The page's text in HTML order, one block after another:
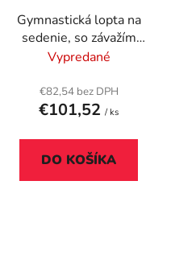
Gymnastická lopta na
sedenie, so závažím
proti odkotúľaniu, 65
tmavosivá
Vypredané
€82,54 bez DPH
€101,52 / ks
DO KOŠÍKA